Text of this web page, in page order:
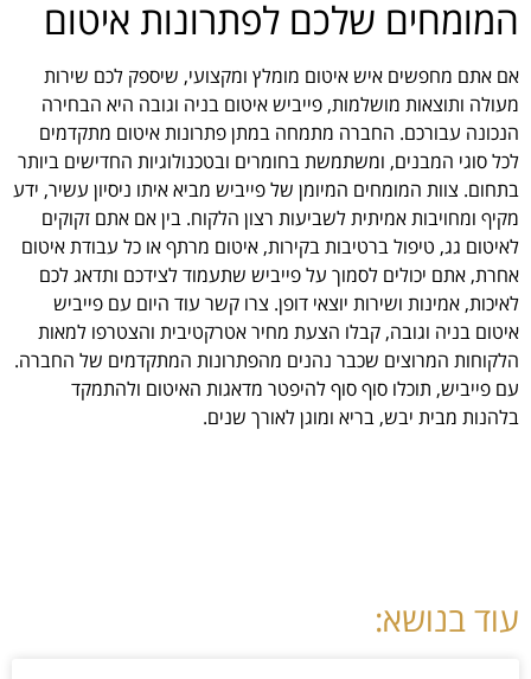
המומחים שלכם לפתרונות איטום
אם אתם מחפשים איש איטום מומלץ ומקצועי, שיספק לכם שירות
מעולה ותוצאות מושלמות, פייביש איטום בניה וגובה היא הבחירה
הנכונה עבורכם. החברה מתמחה במתן פתרונות איטום מתקדמים
לכל סוגי המבנים, ומשתמשת בחומרים ובטכנולוגיות החדישים ביותר
בתחום. צוות המומחים המיומן של פייביש מביא איתו ניסיון עשיר, ידע
מקיף ומחויבות אמיתית לשביעות רצון הלקוח. בין אם אתם זקוקים
לאיטום גג, טיפול ברטיבות בקירות, איטום מרתף או כל עבודת איטום
אחרת, אתם יכולים לסמוך על פייביש שתעמוד לצידכם ותדאג לכם
לאיכות, אמינות ושירות יוצאי דופן. צרו קשר עוד היום עם פייביש
איטום בניה וגובה, קבלו הצעת מחיר אטרקטיבית והצטרפו למאות
הלקוחות המרוצים שכבר נהנים מהפתרונות המתקדמים של החברה.
עם פייביש, תוכלו סוף סוף להיפטר מדאגות האיטום ולהתמקד
בלהנות מבית יבש, בריא ומוגן לאורך שנים.
עוד בנושא: